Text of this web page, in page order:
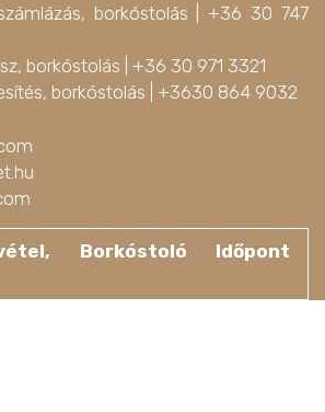
borkóstolás | +36 30 747
borkóstolás | +36 30 971 3321
borkóstolás | +3630 864 9032
Borkóstoló Időpont